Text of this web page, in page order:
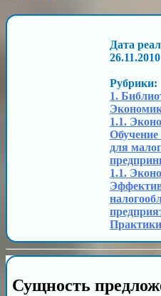
Дата
26.11.2010
Рубрики:
1.
1.1.
Обучение
для
1.1.
Сущность